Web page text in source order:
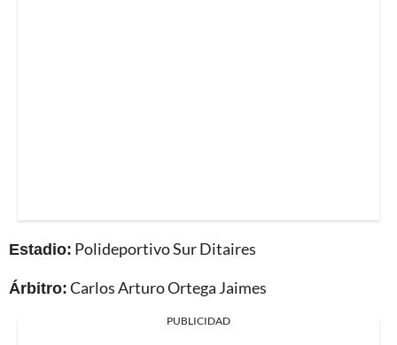
Estadio: Polideportivo Sur Ditaires
Árbitro:Carlos Arturo Ortega Jaimes
PUBLICIDAD